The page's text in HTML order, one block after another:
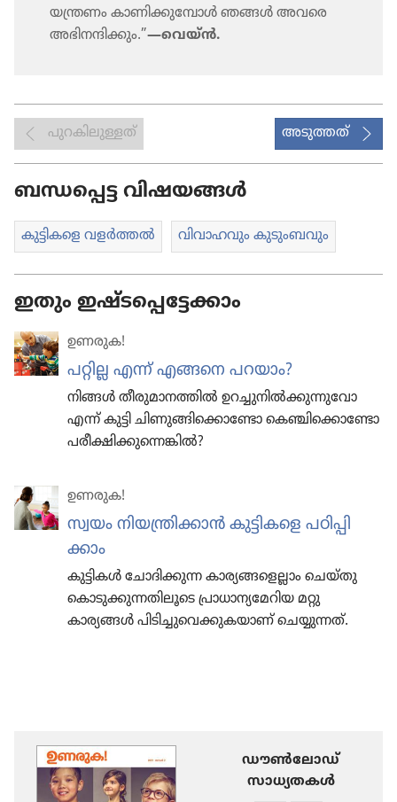
യ​ന്ത്രണം കാണി​ക്കു​മ്പോൾ ഞങ്ങൾ അവരെ
അഭിന​ന്ദി​ക്കും.”—വെയ്‌ൻ.
പുറകിലുള്ളത് അടുത്തത്
ബന്ധപ്പെട്ട വിഷയങ്ങൾ
കുട്ടി​ക​ളെ വളർത്തൽ വിവാഹവും കുടുംബവും
ഇതും ഇഷ്ടപ്പെട്ടേക്കാം
ഉണരുക!
പറ്റില്ല എന്ന് എങ്ങനെ പറയാം?
നിങ്ങൾ തീരുമാനത്തിൽ ഉറച്ചുനിൽക്കുന്നുവോ
എന്ന് കുട്ടി ചിണുങ്ങിക്കൊണ്ടോ കെഞ്ചിക്കൊണ്ടോ
പരീക്ഷിക്കുന്നെങ്കിൽ?
ഉണരുക!
സ്വയം നിയന്ത്രിക്കാൻ കുട്ടികളെ പഠിപ്പി
ക്കാം
കുട്ടികൾ ചോദിക്കുന്ന കാര്യങ്ങളെല്ലാം ചെയ്‌തു
കൊടുക്കുന്നതിലൂടെ പ്രാധാന്യമേറിയ മറ്റു
കാര്യങ്ങൾ പിടിച്ചുവെക്കുകയാണ്‌ ചെയ്യുന്നത്‌.
ഡൗണ്‍ലോഡ്
സാധ്യതകള്‍